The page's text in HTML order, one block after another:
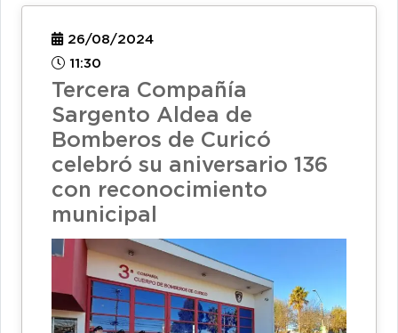
26/08/2024
11:30
Tercera Compañía
Sargento Aldea de
Bomberos de Curicó
celebró su aniversario 136
con reconocimiento
municipal